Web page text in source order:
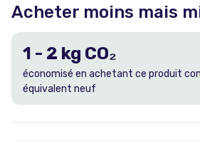
Acheter moins mais
1 - 2 kg CO₂
économisé en achetant ce produit
équivalent neuf